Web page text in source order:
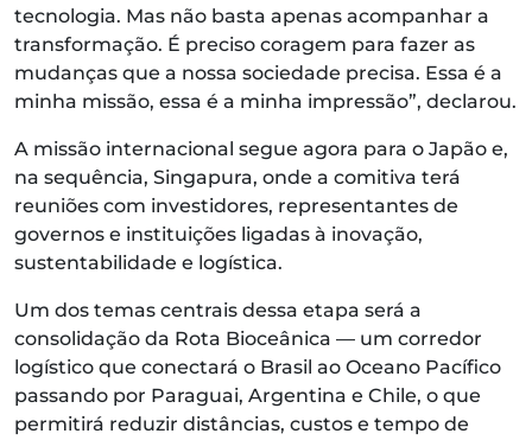
tecnologia. Mas não basta apenas acompanhar a
transformação. É preciso coragem para fazer as
mudanças que a nossa sociedade precisa. Essa é a
minha missão, essa é a minha impressão”, declarou.
A missão internacional segue agora para o Japão e,
na sequência, Singapura, onde a comitiva terá
reuniões com investidores, representantes de
governos e instituições ligadas à inovação,
sustentabilidade e logística.
Um dos temas centrais dessa etapa será a
consolidação da Rota Bioceânica — um corredor
logístico que conectará o Brasil ao Oceano Pacífico
passando por Paraguai, Argentina e Chile, o que
permitirá reduzir distâncias, custos e tempo de